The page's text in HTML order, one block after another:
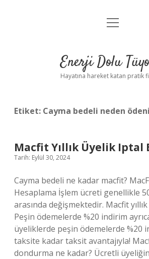
Anasayfa
Yasal Uyarı
menüyü
Enerji Dolu
Hayatına hareket katan pratik
Etiket: Cayma bedeli neden
Macfit Yıllık Üyelik Iptal
Tarih: Eylül 30, 2024
Cayma bedeli ne kadar macfit?
Hesaplama İşlem ücreti genellikle
arasında değişmektedir. Macfit
Peşin ödemelerde %20 indirim
üyeliklerde peşin ödemelerde %20
taksite kadar taksit avantajıyla!
dondurma ne kadar? Ücretli